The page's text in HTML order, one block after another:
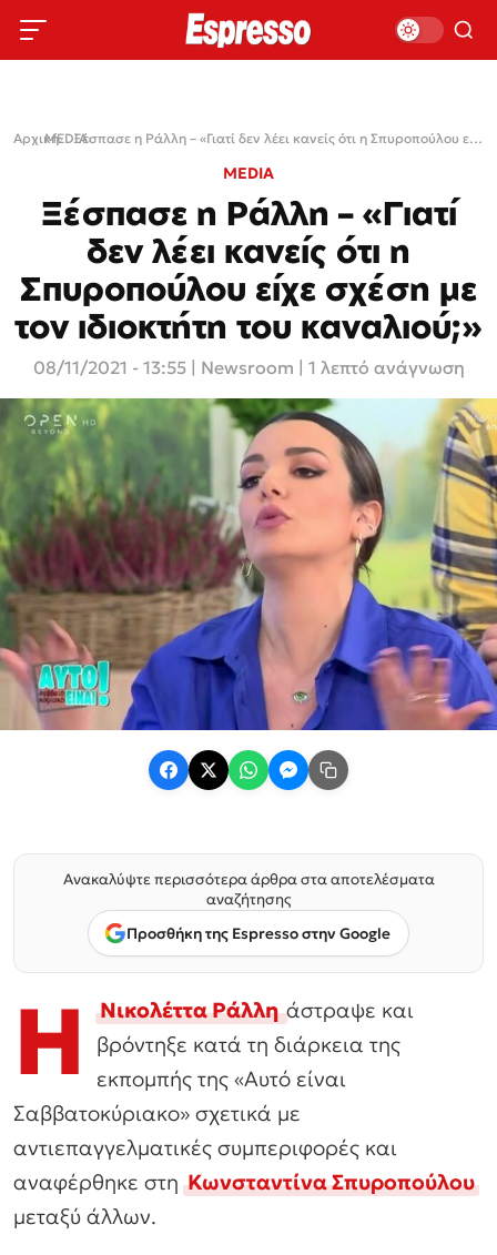
Αρχική›
MEDIA› Ξέσπασε η Ράλλη – «Γιατί δεν λέει κανείς ότι η Σπυροπούλου είχε σχέση με τον ιδιοκτήτη του καναλιού;»
MEDIA
Ξέσπασε η Ράλλη – «Γιατί
δεν λέει κανείς ότι η
Σπυροπούλου είχε σχέση με
τον ιδιοκτήτη του καναλιού;»
08/11/2021 - 13:55 Newsroom | 1 λεπτό ανάγνωση
Ανακαλύψτε περισσότερα άρθρα στα αποτελέσματα
αναζήτησης
Προσθήκη της Espresso στην Google
Η Νικολέττα Ράλλη άστραψε και
βρόντηξε κατά τη διάρκεια της
εκπομπής της «Αυτό είναι
Σαββατοκύριακο» σχετικά με
αντιεπαγγελματικές συμπεριφορές και
αναφέρθηκε στηΚωνσταντίνα Σπυροπούλου
μεταξύ άλλων.